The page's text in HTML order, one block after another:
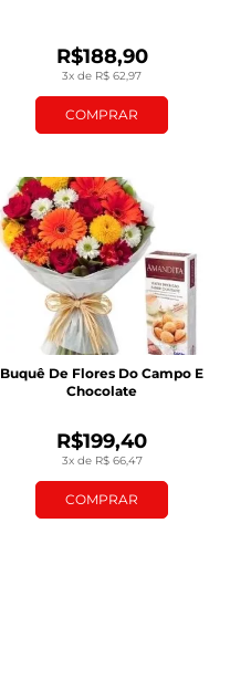
COMPRAR
3x de R$ 62,97
R$188,90
COMPRAR
3x de R$ 66,47
R$199,40
Buquê De Flores Do Campo E
Chocolate